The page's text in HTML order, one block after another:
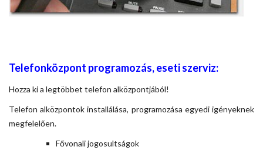
Telefonközpont programozás, eseti szerviz:
Hozza ki a legtöbbet telefon alközpontjából!
Telefon alközpontok installálása, programozása egyedi igényeknek
megfelelően.
Fővonali jogosultságok